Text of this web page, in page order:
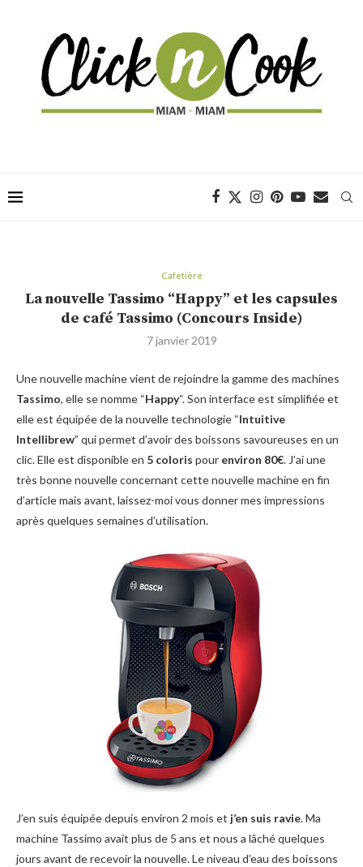
Cafetière
La nouvelle Tassimo “Happy” et les capsules
de café Tassimo (Concours Inside)
7 janvier 2019
Une nouvelle machine vient de rejoindre la gamme des machines
Tassimo, elle se nomme “Happy“. Son interface est simplifiée et
elle est équipée de la nouvelle technologie “Intuitive
Intellibrew” qui permet d’avoir des boissons savoureuses en un
clic. Elle est disponible en 5 coloris pour environ 80€. J’ai une
très bonne nouvelle concernant cette nouvelle machine en fin
d’article mais avant, laissez-moi vous donner mes impressions
après quelques semaines d’utilisation.
J’en suis équipée depuis environ 2 mois et j’en suis ravie. Ma
machine Tassimo avait plus de 5 ans et nous a lâché quelques
jours avant de recevoir la nouvelle. Le niveau d’eau des boissons